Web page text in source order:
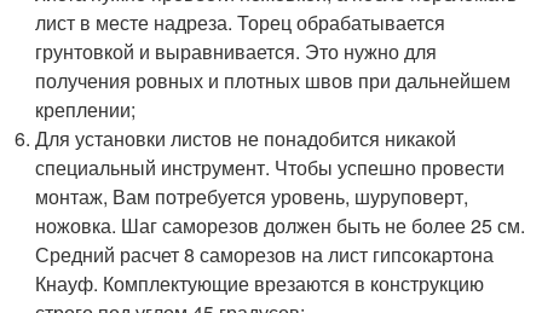
лист в месте надреза. Торец обрабатывается
грунтовкой и выравнивается. Это нужно для
получения ровных и плотных швов при дальнейшем
креплении;
Для установки листов не понадобится никакой
специальный инструмент. Чтобы успешно провести
монтаж, Вам потребуется уровень, шуруповерт,
ножовка. Шаг саморезов должен быть не более 25 см.
Средний расчет 8 саморезов на лист гипсокартона
Кнауф. Комплектующие врезаются в конструкцию